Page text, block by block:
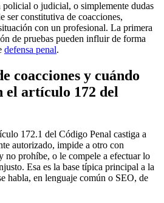
o judicial, o simplemente dudas
ser constitutiva de coacciones,
con un profesional. La primera
de pruebas pueden influir de forma
defensa penal.
coacciones y cuándo
el artículo 172 del
172.1 del Código Penal castiga a
autorizado, impide a otro con
no prohíbe, o le compele a efectuar lo
Esa es la base típica principal a la
habla, en lenguaje común o SEO, de